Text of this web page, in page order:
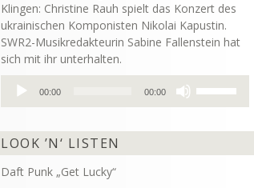
Klingen: Christine Rauh spielt das Konzert des
ukrainischen Komponisten Nikolai Kapustin.
SWR2-Musikredakteurin Sabine Fallenstein hat
sich mit ihr unterhalten.
Audio-
Player
00:00 00:00
Hoch/Runter
Lautstärke
LOOK ’N‘ LISTEN
Daft Punk „Get Lucky“